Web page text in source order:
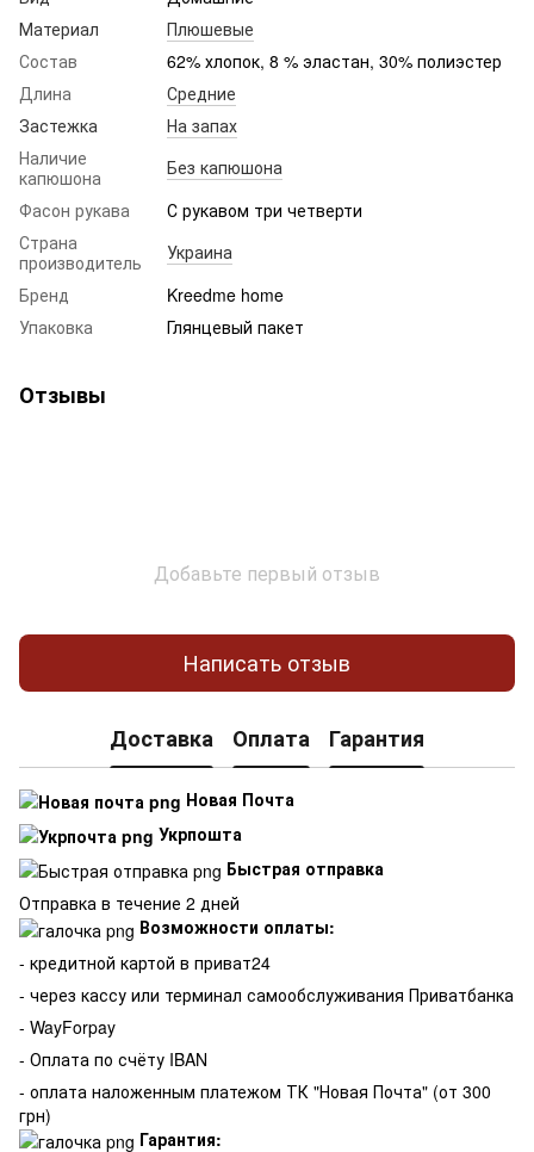
Материал
Плюшевые
Состав
62% хлопок, 8 % эластан, 30% полиэстер
Длина
Средние
Застежка
На запах
Наличие
капюшона
Без капюшона
Фасон рукава
С рукавом три четверти
Страна
производитель
Украина
Бренд
Kreedme home
Упаковка
Глянцевый пакет
Отзывы
Добавьте первый отзыв
Написать отзыв
Доставка Оплата Гарантия
Новая Почта
Укрпошта
Быстрая отправка
Отправка в течение 2 дней
Возможности оплаты:
- кредитной картой в приват24
- через кассу или терминал самообслуживания Приватбанка
- WayForpay
- Оплата по счёту IBAN
- оплата наложенным платежом ТК "Новая Почта" (от 300
грн)
Гарантия: